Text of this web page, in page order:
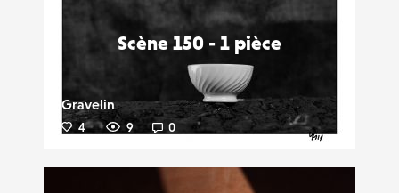
Scène 150 - 1 pièce
Gravelin
4 9 0